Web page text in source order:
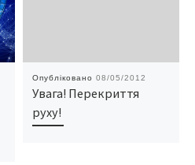
Опубліковано 08/05/2012
Увага! Перекриття
руху!